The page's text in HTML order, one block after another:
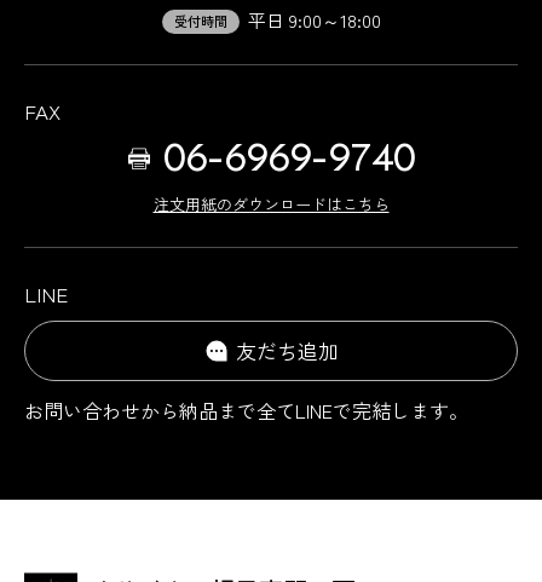
受付時間 平日 9:00～18:00
FAX
06-6969-9740
注文用紙のダウンロードはこちら
LINE
友だち追加
お問い合わせから納品まで全てLINEで完結します。